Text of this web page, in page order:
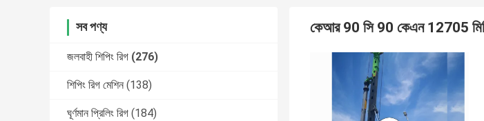
সব পণ্য
জলবাহী শিপিং রিগ (276)
শিপিং রিগ মেশিন (138)
ঘূর্ণমান প্রিলিং রিগ (184)
কেআর 90 সি 90 কেএন 12705 মিমি